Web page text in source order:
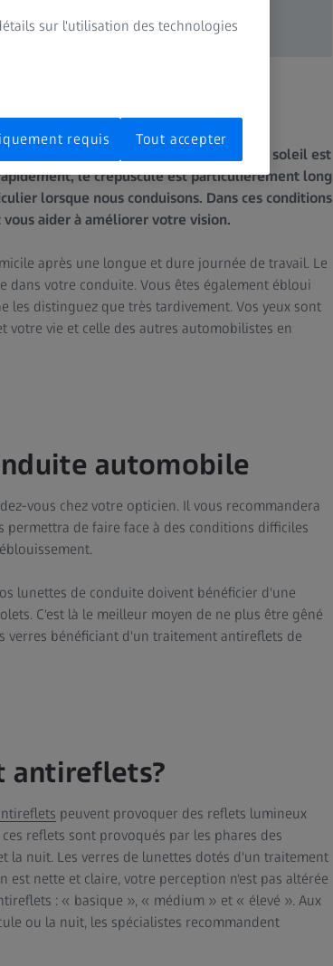
éprouvantes pour les yeux : le soleil est
le crépuscule est particulièrement long
lorsque nous conduisons. Dans ces conditions
aider à améliorer votre vision.
après une longue et dure journée de travail. Le
dans votre conduite. Vous êtes également ébloui
les distinguez que très tardivement. Vos yeux sont
votre vie et celle des autres automobilistes en
automobile
vous chez votre opticien. Il vous recommandera
permettra de faire face à des conditions difficiles
lunettes de conduite doivent bénéficier d'une
C'est là le meilleur moyen de ne plus être gêné
verres bénéficiant d'un traitement antireflets de
antireflets?
peuvent provoquer des reflets lumineux
reflets sont provoqués par les phares des
la nuit. Les verres de lunettes dotés d'un traitement
nette et claire, votre perception n'est pas altérée
: « basique », « médium » et « élevé ». Aux
ou la nuit, les spécialistes recommandent
sur l'utilisation des technologies
requis Tout accepter